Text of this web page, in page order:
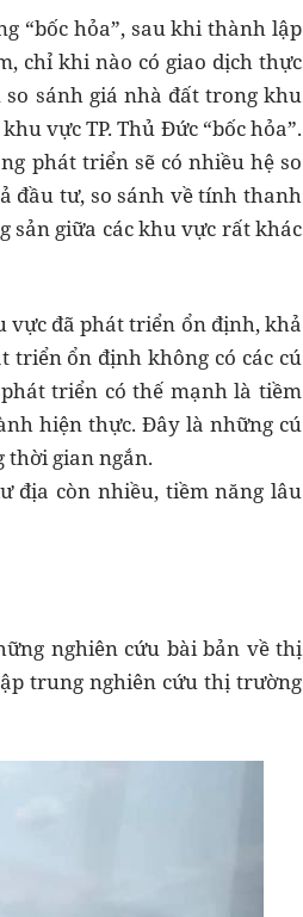
“bốc hỏa”, sau khi thành lập
chỉ khi nào có giao dịch thực
sánh giá nhà đất trong khu
vực TP. Thủ Đức “bốc hỏa”.
phát triển sẽ có nhiều hệ so
đầu tư, so sánh về tính thanh
sản giữa các khu vực rất khác
vực đã phát triển ổn định, khả
triển ổn định không có các cú
triển có thế mạnh là tiềm
hiện thực. Đây là những cú
thời gian ngắn.
địa còn nhiều, tiềm năng lâu
nghiên cứu bài bản về thị
trung nghiên cứu thị trường